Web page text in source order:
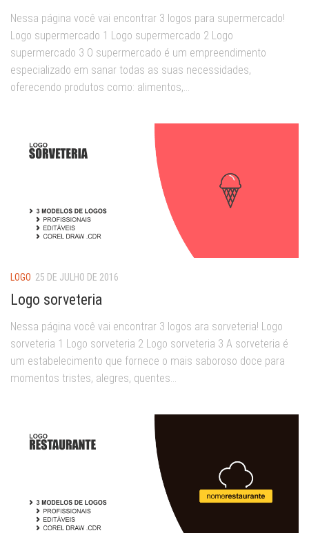
Nessa página você vai encontrar 3 logos para supermercado!
Logo supermercado 1 Logo supermercado 2 Logo
supermercado 3 O supermercado é um empreendimento
especializado em sanar todas as suas necessidades,
oferecendo produtos como: alimentos,...
LOGO 25 DE JULHO DE 2016
Logo sorveteria
Nessa página você vai encontrar 3 logos ara sorveteria! Logo
sorveteria 1 Logo sorveteria 2 Logo sorveteria 3 A sorveteria é
um estabelecimento que fornece o mais saboroso doce para
momentos tristes, alegres, quentes...